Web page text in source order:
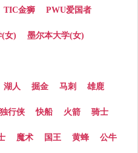
TIC金狮 PWU爱国者
(女) 墨尔本大学(女)
湖人 掘金 马刺 雄鹿
独行侠 快船 火箭 骑士
魔术 国王 黄蜂 公牛